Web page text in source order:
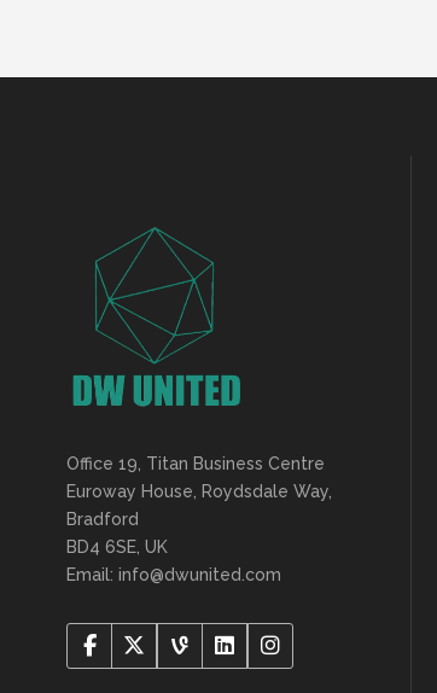
Office 19, Titan Business Centre
Euroway House, Roydsdale Way,
Bradford
BD4 6SE, UK
Email: info@dwunited.com